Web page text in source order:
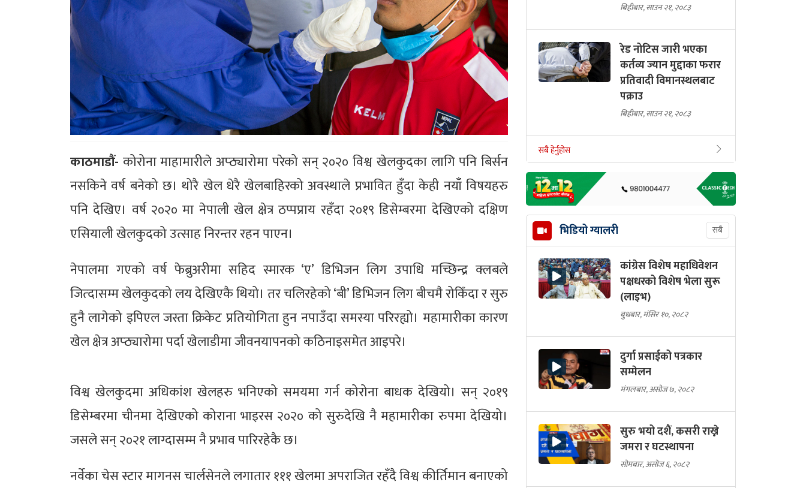
काठमाडौं- कोरोना माहामारीले अप्ठ्यारोमा परेको सन् २०२० विश्व खेलकुदका लागि पनि बिर्सन
नसकिने वर्ष बनेको छ। थोरै खेल धेरै खेलबाहिरको अवस्थाले प्रभावित हुँदा केही नयाँ विषयहरु
पनि देखिए। वर्ष २०२० मा नेपाली खेल क्षेत्र ठप्पप्राय रहँदा २०१९ डिसेम्बरमा देखिएको दक्षिण
एसियाली खेलकुदको उत्साह निरन्तर रहन पाएन।
नेपालमा गएको वर्ष फेब्रुअरीमा सहिद स्मारक ‘ए’ डिभिजन लिग उपाधि मच्छिन्द्र क्लबले
जित्दासम्म खेलकुदको लय देखिएकै थियो। तर चलिरहेको ‘बी’ डिभिजन लिग बीचमै रोकिँदा र सुरु
हुनै लागेको इपिएल जस्ता क्रिकेट प्रतियोगिता हुन नपाउँदा समस्या परिरह्यो। महामारीका कारण
खेल क्षेत्र अप्ठ्यारोमा पर्दा खेलाडीमा जीवनयापनको कठिनाइसमेत आइपरे।
विश्व खेलकुदमा अधिकांश खेलहरु भनिएको समयमा गर्न कोरोना बाधक देखियो। सन् २०१९
डिसेम्बरमा चीनमा देखिएको कोराना भाइरस २०२० को सुरुदेखि नै महामारीका रुपमा देखियो।
जसले सन् २०२१ लाग्दासम्म नै प्रभाव पारिरहेकै छ।
नर्वेका चेस स्टार मागनस चार्लसेनले लगातार १११ खेलमा अपराजित रहँदै विश्व कीर्तिमान बनाएको
बिहीबार, साउन २१, २०८३
रेड नोटिस जारी भएका
कर्तव्य ज्यान मुद्दाका फरार
प्रतिवादी विमानस्थलबाट
पक्राउ
बिहीबार, साउन २१, २०८३
सबै हेर्नुहोस
भिडियो ग्यालरी सबै
कांग्रेस विशेष महाधिवेशन
पक्षधरको विशेष भेला सुरू
(लाइभ)
बुधबार, मंसिर १०, २०८२
दुर्गा प्रसाईको पत्रकार
सम्मेलन
मंगलबार, असोज ७, २०८२
सुरु भयो दशैं, कसरी राख्ने
जमरा र घटस्थापना
सोमबार, असोज ६, २०८२